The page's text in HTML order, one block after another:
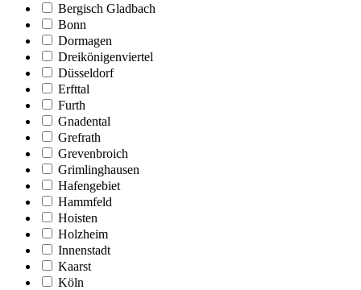
Bergisch Gladbach
Bonn
Dormagen
Dreikönigenviertel
Düsseldorf
Erfttal
Furth
Gnadental
Grefrath
Grevenbroich
Grimlinghausen
Hafengebiet
Hammfeld
Hoisten
Holzheim
Innenstadt
Kaarst
Köln